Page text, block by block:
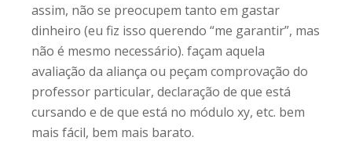
assim, não se preocupem tanto em gastar
dinheiro (eu fiz isso querendo “me garantir”, mas
não é mesmo necessário). façam aquela
avaliação da aliança ou peçam comprovação do
professor particular, declaração de que está
cursando e de que está no módulo xy, etc. bem
mais fácil, bem mais barato.